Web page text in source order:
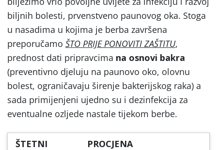
biljnih bolesti, prvenstveno paunovog oka. Stoga
u nasadima u kojima je berba završena
preporučamo ŠTO PRIJE PONOVITI ZAŠTITU,
prednost dati pripravcima na osnovi bakra
(preventivno djeluju na paunovo oko, olovnu
bolest, ograničavaju širenje bakterijskog raka) a
sada primijenjeni ujedno su i dezinfekcija za
eventualne ozljede nastale tijekom berbe.
ŠTETNI
PROCJENA